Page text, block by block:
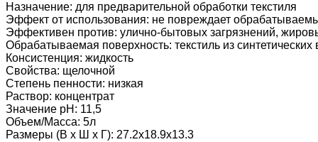
Назначение: для предварительной обработки текстиля
Эффект от использования: не повреждает
Эффективен против: улично-бытовых загрязнений,
Обрабатываемая поверхность: текстиль из синтетических
Консистенция: жидкость
Свойства: щелочной
Степень пенности: низкая
Раствор: концентрат
Значение pH : 11,5
Объем/Масса: 5л
Размеры (В х Ш х Г): 27.2x18.9x13.3